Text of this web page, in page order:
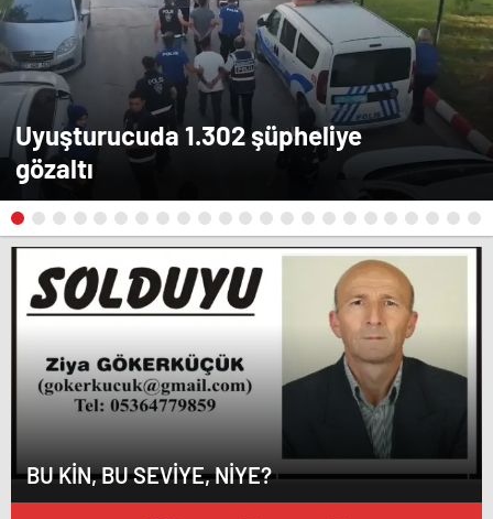
Uyuşturucuda 1.302 şüpheliye
gözaltı
BU KİN, BU SEVİYE, NİYE?